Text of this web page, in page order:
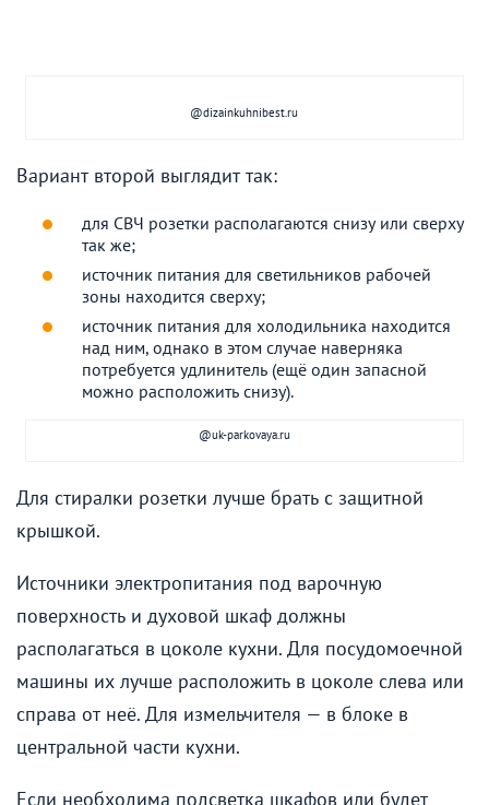
@dizainkuhnibest.ru
Вариант второй выглядит так:
для СВЧ розетки располагаются снизу или сверху
так же;
источник питания для светильников рабочей
зоны находится сверху;
источник питания для холодильника находится
над ним, однако в этом случае наверняка
потребуется удлинитель (ещё один запасной
можно расположить снизу).
@uk-parkovaya.ru
Для стиралки розетки лучше брать с защитной
крышкой.
Источники электропитания под варочную
поверхность и духовой шкаф должны
располагаться в цоколе кухни. Для посудомоечной
машины их лучше расположить в цоколе слева или
справа от неё. Для измельчителя — в блоке в
центральной части кухни.
Если необходима подсветка шкафов или будет